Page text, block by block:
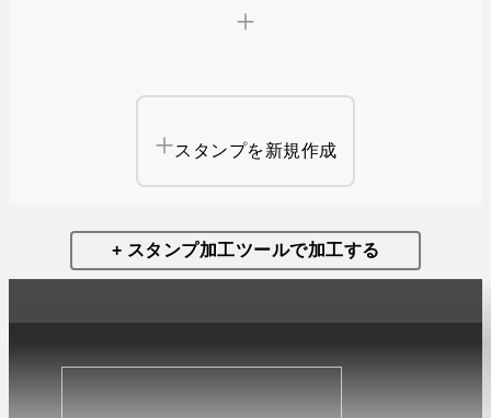
スタンプを新規作成
+ スタンプ加工ツールで加工する